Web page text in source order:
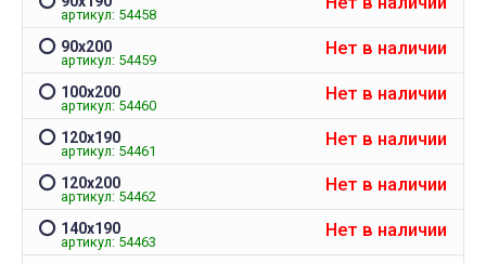
матрас Grey защитный
Запитання 91905
Розмір 180 на 200, має
висоту лише 20 см матрас:
підійде цей варіант? Чи не
створює цей матеріал
шурхотіння при
користуванні??! Він як чохол
чи односторонній? Дякую
за відповідь
4 апреля 2026 09:11
спинкой Slavich
жаккард кофейный
Чохол пдійшов
еластична яка гарно
ставлю четвірку,
обіцяли відправити
дні а відправили через
днів та не попередили
6 марта
артикул: 54458
90х200
артикул: 54459
Нет в наличии
100х200
артикул: 54460
Нет в наличии
120х190
артикул: 54461
Нет в наличии
120х200
артикул: 54462
Нет в наличии
140х190
артикул: 54463
Нет в наличии